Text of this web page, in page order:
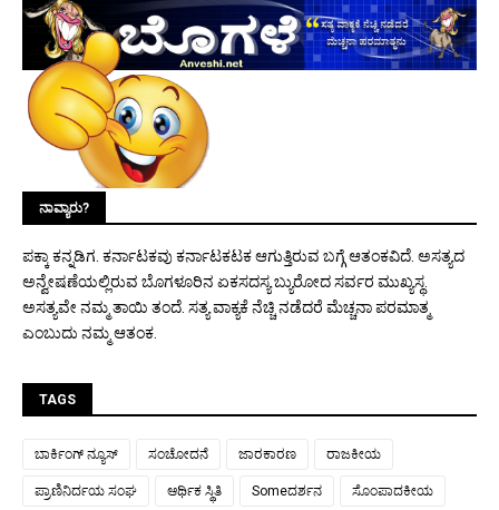
ನಾವ್ಯಾರು?
ಪಕ್ಕಾ ಕನ್ನಡಿಗ. ಕರ್ನಾಟಕವು ಕರ್ನಾಟಕಟಕ ಆಗುತ್ತಿರುವ ಬಗ್ಗೆ ಆತಂಕವಿದೆ. ಅಸತ್ಯದ
ಅನ್ವೇಷಣೆಯಲ್ಲಿರುವ ಬೊಗಳೂರಿನ ಏಕಸದಸ್ಯ ಬ್ಯುರೋದ ಸರ್ವರ ಮುಖ್ಯಸ್ಥ.
ಅಸತ್ಯವೇ ನಮ್ಮ ತಾಯಿ ತಂದೆ. ಸತ್ಯ ವಾಕ್ಯಕೆ ನೆಚ್ಚಿ ನಡೆದರೆ ಮೆಚ್ಚನಾ ಪರಮಾತ್ಮ
ಎಂಬುದು ನಮ್ಮ ಆತಂಕ.
TAGS
ಬಾರ್ಕಿಂಗ್ ನ್ಯೂಸ್ ಸಂಚೋದನೆ ಜಾರಕಾರಣ ರಾಜಕೀಯ
ಪ್ರಾಣಿನಿರ್ದಯ ಸಂಘ ಆರ್ಥಿಕ ಸ್ಥಿತಿ Someದರ್ಶನ ಸೊಂಪಾದಕೀಯ